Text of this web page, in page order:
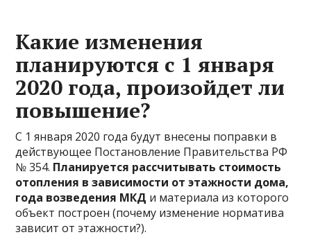
Какие изменения
планируются с 1 января
2020 года, произойдет ли
повышение?
С 1 января 2020 года будут внесены поправки в
действующее Постановление Правительства РФ
№ 354. Планируется рассчитывать стоимость
отопления в зависимости от этажности дома,
года возведения МКД и материала из которого
объект построен (почему изменение норматива
зависит от этажности?).